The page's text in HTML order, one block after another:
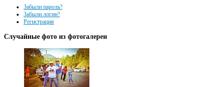
Забыли пароль?
Забыли логин?
Регистрация
Случайные фото из фотогалереи